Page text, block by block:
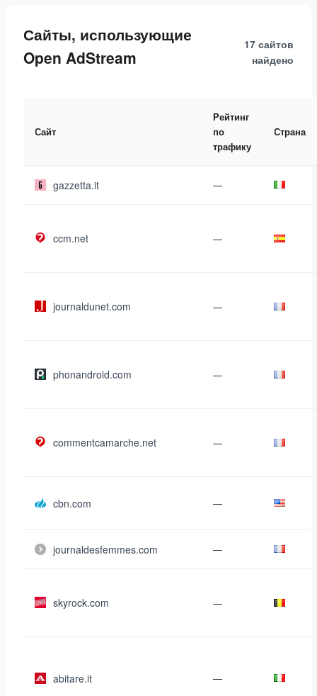
Сайты, использующие
Open AdStream
17 сайтов
найдено
Сайт
Рейтинг
по
трафику
Страна
gazzetta.it —
ccm.net —
journaldunet.com —
phonandroid.com —
commentcamarche.net —
cbn.com —
journaldesfemmes.com —
skyrock.com —
abitare.it —